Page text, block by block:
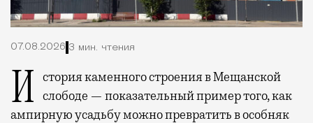
07.08.2026 3 мин. чтения
История каменного строения в Мещанской слободе — показательный пример того, как
ампирную усадьбу можно превратить в особняк